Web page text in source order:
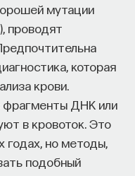
мутации
проводят
которая
крови.
фрагменты ДНК или
в кровоток. Это
годах, но методы,
подобный